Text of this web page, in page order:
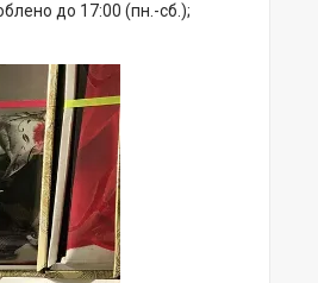
до 17:00 (пн.-сб.);